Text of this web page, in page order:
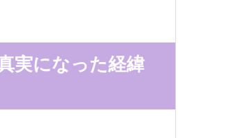
実になった経緯